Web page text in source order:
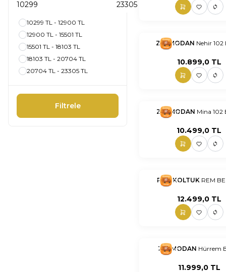
10299 TL - 12900 TL
12900 TL - 15501 TL
15501 TL - 18103 TL
18103 TL - 20704 TL
20704 TL - 23305 TL
Filtrele
nnnnn nn
ZERMODAN Nehir 102
10.899,0TL
nnnnn nn
ZERMODAN Mina 102
10.499,0 TL
nnnnn nn
REM KOLTUK REM
12.499,0TL
nnnnn nn
ZERMODAN Hürrem
11.999,0TL